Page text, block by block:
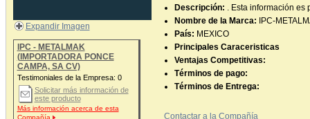
Expandir Imagen
IPC - METALMAK
(IMPORTADORA PONCE
CAMPA, SA CV)
Testimoniales de la Empresa: 0
Solicitar más información de
este producto
Más información acerca de esta
Compañía
Descripción: . Esta información es
Nombre de la Marca:
IPC-
País: MEXICO
Principales Caraceristicas
Ventajas Competitivas:
Términos de pago:
Términos de Entrega:
Contactar a la Compañía